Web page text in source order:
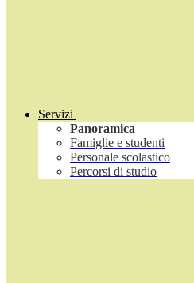
Servizi
Panoramica
Famiglie e studenti
Personale scolastico
Percorsi di studio